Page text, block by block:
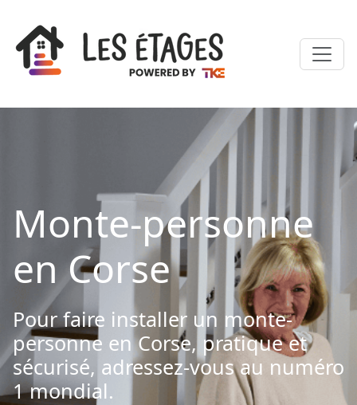
Monte-personne
en Corse
Pour faire installer un monte-
personne en Corse, pratique et
sécurisé, adressez-vous au numéro
1 mondial.